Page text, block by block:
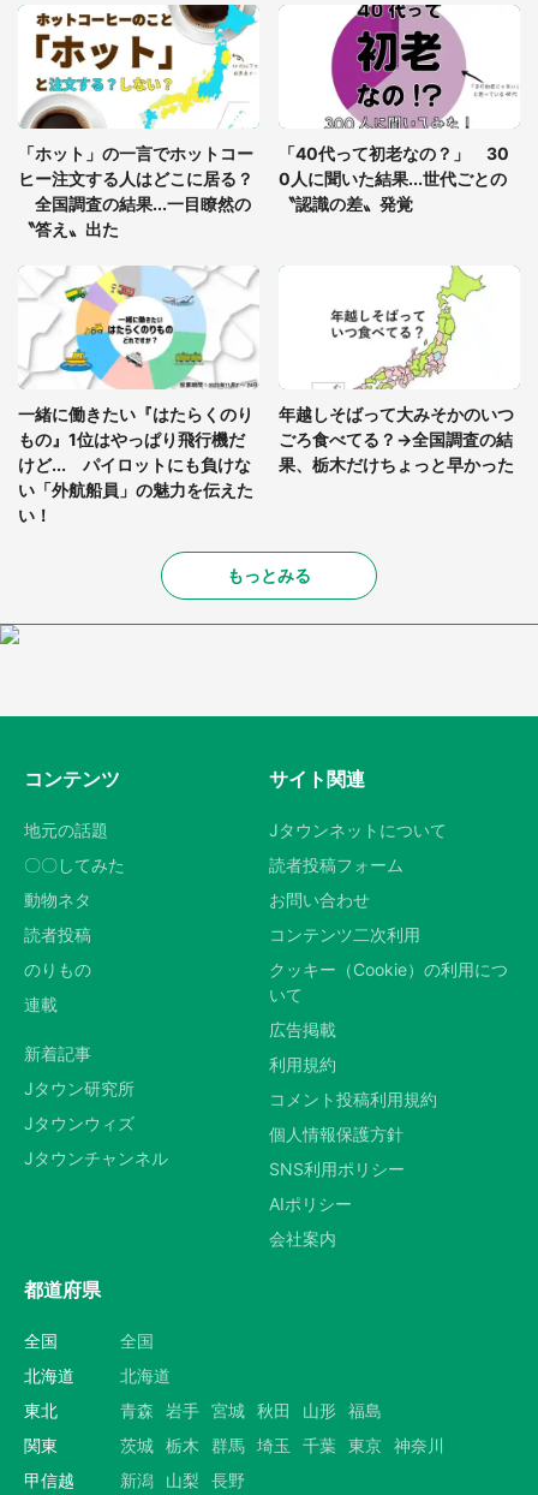
「○○がない街に住んでいます」住人の呟きに30万
人驚がく 何が存在しないか、あなたはわかる？
「修学旅行に途中参加する娘を送って行ったら、真
っ暗な道で遭難状態。なんとか見つけた民家に助け
を求めると、住人の男性が...」
「ホット」の一言でホットコー
ヒー注文する人はどこに居る？
全国調査の結果...一目瞭然の
〝答え〟出た
「40代って初老なの？」 30
0人に聞いた結果...世代ごとの
〝認識の差〟発覚
一緒に働きたい『はたらくのり
もの』1位はやっぱり飛行機だ
けど... パイロットにも負けな
い「外航船員」の魅力を伝えた
い！
年越しそばって大みそかのいつ
ごろ食べてる？→全国調査の結
果、栃木だけちょっと早かった
もっとみる
コンテンツ
地元の話題
〇〇してみた
動物ネタ
読者投稿
のりもの
連載
新着記事
Jタウン研究所
Jタウンウィズ
Jタウンチャンネル
サイト関連
Jタウンネットについて
読者投稿フォーム
お問い合わせ
コンテンツ二次利用
クッキー（Cookie）の利用につ
いて
広告掲載
利用規約
コメント投稿利用規約
個人情報保護方針
SNS利用ポリシー
AIポリシー
会社案内
都道府県
全国
全国
北海道
北海道
東北
青森 岩手 宮城 秋田 山形 福島
関東
茨城 栃木 群馬 埼玉 千葉 東京 神奈川
甲信越
新潟 山梨 長野